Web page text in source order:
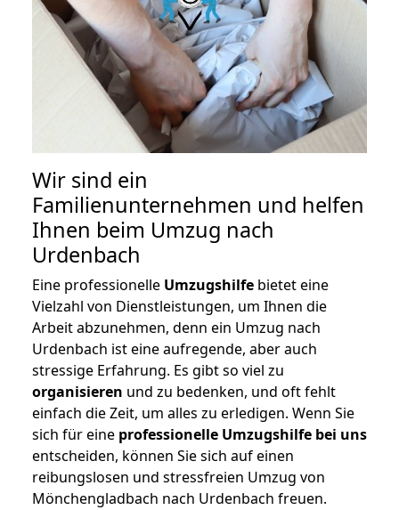
Wir sind ein
Familienunternehmen und helfen
Ihnen beim Umzug nach
Urdenbach
Eine professionelle Umzugshilfe bietet eine
Vielzahl von Dienstleistungen, um Ihnen die
Arbeit abzunehmen, denn ein Umzug nach
Urdenbach ist eine aufregende, aber auch
stressige Erfahrung. Es gibt so viel zu
organisieren und zu bedenken, und oft fehlt
einfach die Zeit, um alles zu erledigen. Wenn Sie
sich für eine professionelle Umzugshilfe bei uns
entscheiden, können Sie sich auf einen
reibungslosen und stressfreien Umzug von
Mönchengladbach nach Urdenbach freuen.